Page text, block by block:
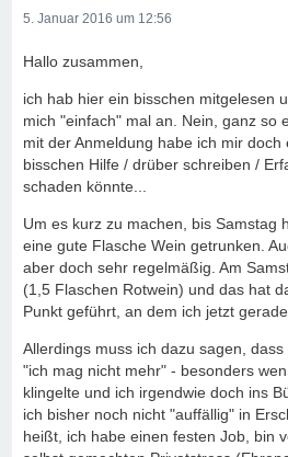
5. Januar 2016 um 12:56
Hallo zusammen,
ich hab hier ein bisschen mitgelesen
mich "einfach" mal an. Nein, ganz so
mit der Anmeldung habe ich mir
bisschen Hilfe / drüber schreiben /
schaden könnte...
Um es kurz zu machen, bis Samstag
eine gute Flasche Wein getrunken.
aber doch sehr regelmäßig. Am
(1,5 Flaschen Rotwein) und das hat
Punkt geführt, an dem ich jetzt
Allerdings muss ich dazu sagen,
"ich mag nicht mehr" - besonders
klingelte und ich irgendwie doch ins
ich bisher noch nicht "auffällig" in
heißt, ich habe einen festen Job, bin